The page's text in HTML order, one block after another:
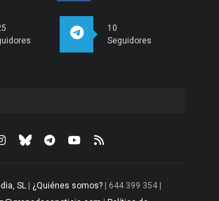
10
Seguidores
SL | ¿Quiénes somos? | 644 399 354 |